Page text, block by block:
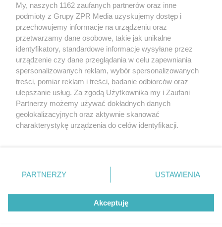
Żaden utwór zamieszczony w serwisie nie może być powielany i
rozpowszechniany lub dalej rozpowszechniany w jakikolwiek sposób (w
tym także elektroniczny lub mechaniczny) na jakimkolwiek polu
eksploatacji w jakiejkolwiek formie, włącznie z umieszczaniem w
Internecie bez pisemnej zgody właściciela praw. Jakiekolwiek użycie lub
wykorzystanie utworów w całości lub w części z naruszeniem prawa,
tzn. bez właściwej zgody, jest zabronione pod groźbą kary i może być
ścigane prawnie.
© 2026 Grupa ZPR Media
My, naszych 1162 zaufanych partnerów oraz inne
podmioty z Grupy ZPR Media uzyskujemy dostęp i
przechowujemy informacje na urządzeniu oraz
przetwarzamy dane osobowe, takie jak unikalne
identyfikatory, standardowe informacje wysyłane przez
urządzenie czy dane przeglądania w celu zapewniania
spersonalizowanych reklam, wybór spersonalizowanych
treści, pomiar reklam i treści, badanie odbiorców oraz
ulepszanie usług. Za zgodą Użytkownika my i Zaufani
Partnerzy możemy używać dokładnych danych
geolokalizacyjnych oraz aktywnie skanować
charakterystykę urządzenia do celów identyfikacji.
zmienić/wycofać klikając przycisk ustawień prywatności
znajdujący się w lewym dolnym rogu strony
rodzaje przetwarzania danych nie wymagają zgody
użytkownika, ale masz prawo sprzeciwić się takiemu
przetwarzaniu. Preferencje będą miały zastosowanie tylko
PARTNERZY USTAWIENIA
Akceptuję